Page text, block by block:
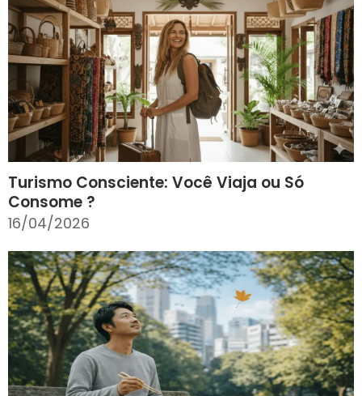
Turismo Consciente: Você Viaja ou Só
Consome ?
16/04/2026